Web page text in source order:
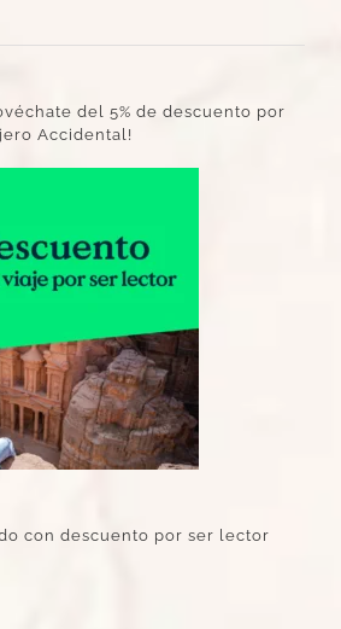
del 5% de descuento por
Accidental!
con descuento por ser lector